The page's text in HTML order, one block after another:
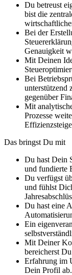
Du betreust
bist die
Bei der
Genauigkeit
Mit Deinen
Bei
unterstützend
gegenüber
Mit
Prozesse
Das bringst Du mit
Du hast Dein
und fundierte
Du verfügst
und fühlst
Du hast eine
Ein
Mit Deiner
bereicherst
Erfahrung im
Dein Profil ab.